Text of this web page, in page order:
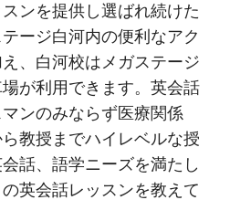
ンを提供し選ばれ続けた
ージ白河内の便利なアク
、白河校はメガステージ
が利用できます。英会話
ンのみならず医療関係
教授までハイレベルな授
話、語学ニーズを満たし
英会話レッスンを教えて